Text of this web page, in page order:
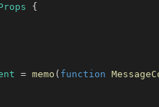
{
= memo ( function